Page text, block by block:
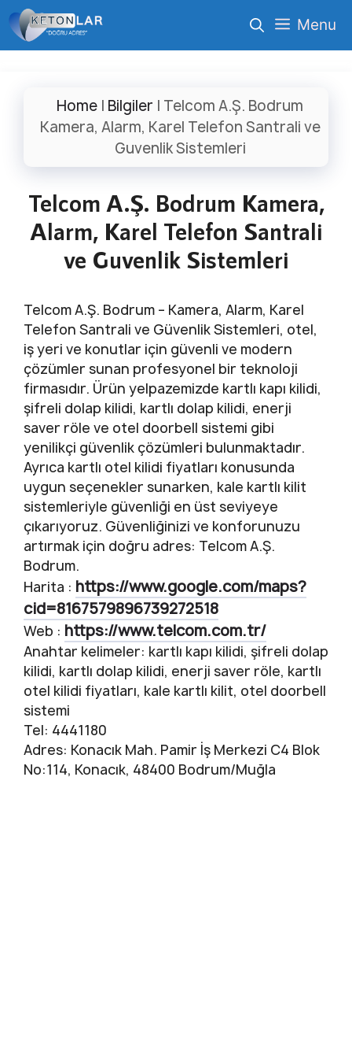
İçeriğe
atla
Menu
Home | Bilgiler | Telcom A.Ş. Bodrum
Kamera, Alarm, Karel Telefon Santrali ve
Guvenlik Sistemleri
Telcom A.Ş. Bodrum Kamera,
Alarm, Karel Telefon Santrali
ve Guvenlik Sistemleri
Telcom A.Ş. Bodrum – Kamera, Alarm, Karel
Telefon Santrali ve Güvenlik Sistemleri, otel,
iş yeri ve konutlar için güvenli ve modern
çözümler sunan profesyonel bir teknoloji
firmasıdır. Ürün yelpazemizde kartlı kapı kilidi,
şifreli dolap kilidi, kartlı dolap kilidi, enerji
saver röle ve otel doorbell sistemi gibi
yenilikçi güvenlik çözümleri bulunmaktadır.
Ayrıca kartlı otel kilidi fiyatları konusunda
uygun seçenekler sunarken, kale kartlı kilit
sistemleriyle güvenliği en üst seviyeye
çıkarıyoruz. Güvenliğinizi ve konforunuzu
artırmak için doğru adres: Telcom A.Ş.
Bodrum.
Harita : https://www.google.com/maps?
cid=8167579896739272518
Web : https://www.telcom.com.tr/
Anahtar kelimeler: kartlı kapı kilidi, şifreli dolap
kilidi, kartlı dolap kilidi, enerji saver röle, kartlı
otel kilidi fiyatları, kale kartlı kilit, otel doorbell
sistemi
Tel: 4441180
Adres: Konacık Mah. Pamir İş Merkezi C4 Blok
No:114, Konacık, 48400 Bodrum/Muğla